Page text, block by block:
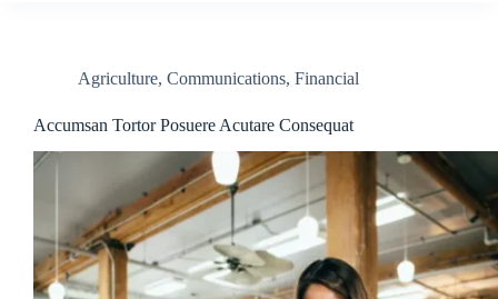
Agriculture, Communications, Financial
Accumsan Tortor Posuere Acutare Consequat